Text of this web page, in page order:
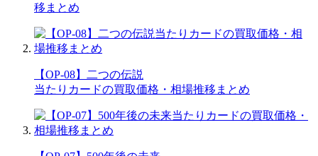
移まとめ
【OP-08】二つの伝説
当たりカードの買取価格・相場推移まとめ